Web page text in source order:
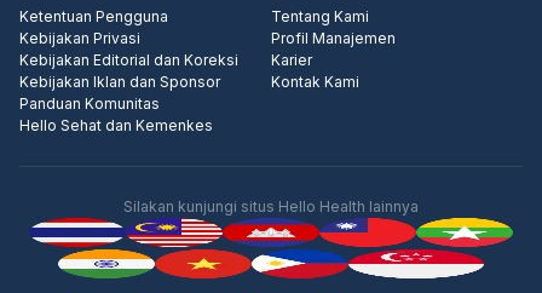
Ketentuan Pengguna
Kebijakan Privasi
Kebijakan Editorial dan Koreksi
Kebijakan Iklan dan Sponsor
Panduan Komunitas
Hello Sehat dan Kemenkes
Tentang Kami
Profil Manajemen
Karier
Kontak Kami
Silakan kunjungi situs Hello Health lainnya